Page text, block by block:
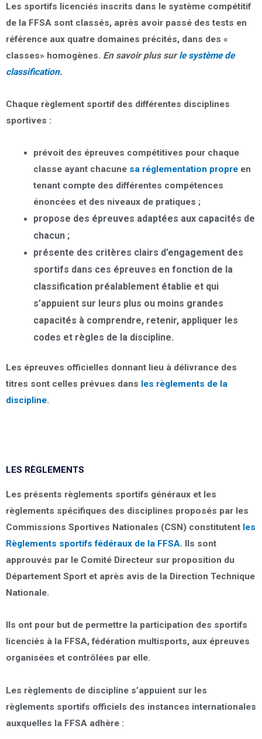
Les sportifs licenciés inscrits dans le système compétitif
de la FFSA sont classés, après avoir passé des tests en
référence aux quatre domaines précités, dans des «
classes» homogènes. En savoir plus surle système de
classification.
Chaque règlement sportif des différentes disciplines
sportives :
prévoit des épreuves compétitives pour chaque
classeayant chacunesa réglementation propreen
tenant compte des différentes compétences
énoncées et des niveaux de pratiques ;
propose des épreuves adaptées aux capacités de
chacun;
présente des critères clairs d’engagement des
sportifs dans ces épreuves en fonction de la
classificationpréalablement établie et qui
s’appuient sur leurs plus ou moins grandes
capacités à comprendre, retenir, appliquer les
codes et règles de la discipline.
Les épreuves officielles donnant lieu à délivrance des
titres sont celles prévues dans les règlements de la
discipline.
LES RÈGLEMENTS
Les présents règlements sportifs généraux et les
règlements spécifiques des disciplines proposés par les
Commissions Sportives Nationales (CSN) constitutent les
Règlements sportifs fédéraux de la FFSA. Ils sont
approuvés par le Comité Directeur sur proposition du
Département Sport et après avis de la Direction Technique
Nationale.
Ils ont pour but de permettre la participation des sportifs
licenciés à la FFSA, fédération multisports, aux épreuves
organisées et contrôlées par elle.
Les règlements de discipline s’appuient sur les
règlements sportifs officiels des instances internationales
auxquelles la FFSA adhère :